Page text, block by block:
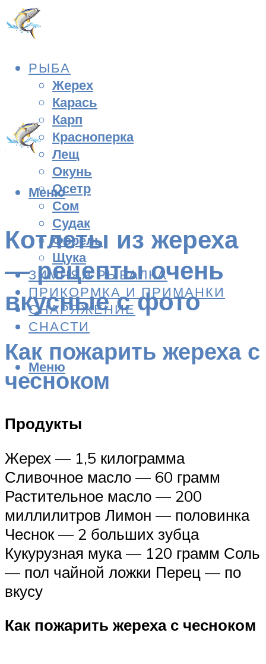
РЫБА
Жерех
Карась
Карп
Красноперка
Лещ
Окунь
Осетр
Сом
Судак
Форель
Щука
ЗИМНЯЯ РЫБАЛКА
ПРИКОРМКА И ПРИМАНКИ
СНАРЯЖЕНИЕ
СНАСТИ
Меню
Меню
Котлеты из жереха
— рецепты очень
вкусные с фото
Как пожарить жереха с
чесноком
Продукты
Жерех — 1,5 килограмма
Сливочное масло — 60 грамм
Растительное масло — 200
миллилитров Лимон — половинка
Чеснок — 2 больших зубца
Кукурузная мука — 120 грамм Соль
— пол чайной ложки Перец — по
вкусу
Как пожарить жереха с чесноком